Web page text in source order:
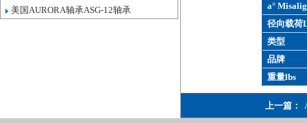
美国AURORA轴承ASG-12轴承
a°
径向载荷
类型
品牌
重量lbs
上一篇：